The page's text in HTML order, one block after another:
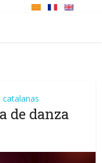
de danza